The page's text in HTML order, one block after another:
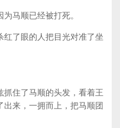
马顺已经被打死。
了眼的人把目光对准了坐
住了马顺的头发，看着王
来，一拥而上，把马顺团